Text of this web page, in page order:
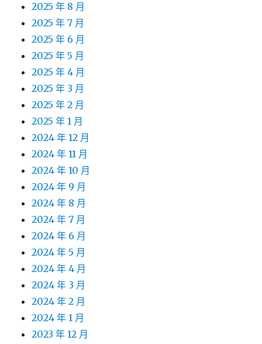
2025 年 8 月
2025 年 7 月
2025 年 6 月
2025 年 5 月
2025 年 4 月
2025 年 3 月
2025 年 2 月
2025 年 1 月
2024 年 12 月
2024 年 11 月
2024 年 10 月
2024 年 9 月
2024 年 8 月
2024 年 7 月
2024 年 6 月
2024 年 5 月
2024 年 4 月
2024 年 3 月
2024 年 2 月
2024 年 1 月
2023 年 12 月